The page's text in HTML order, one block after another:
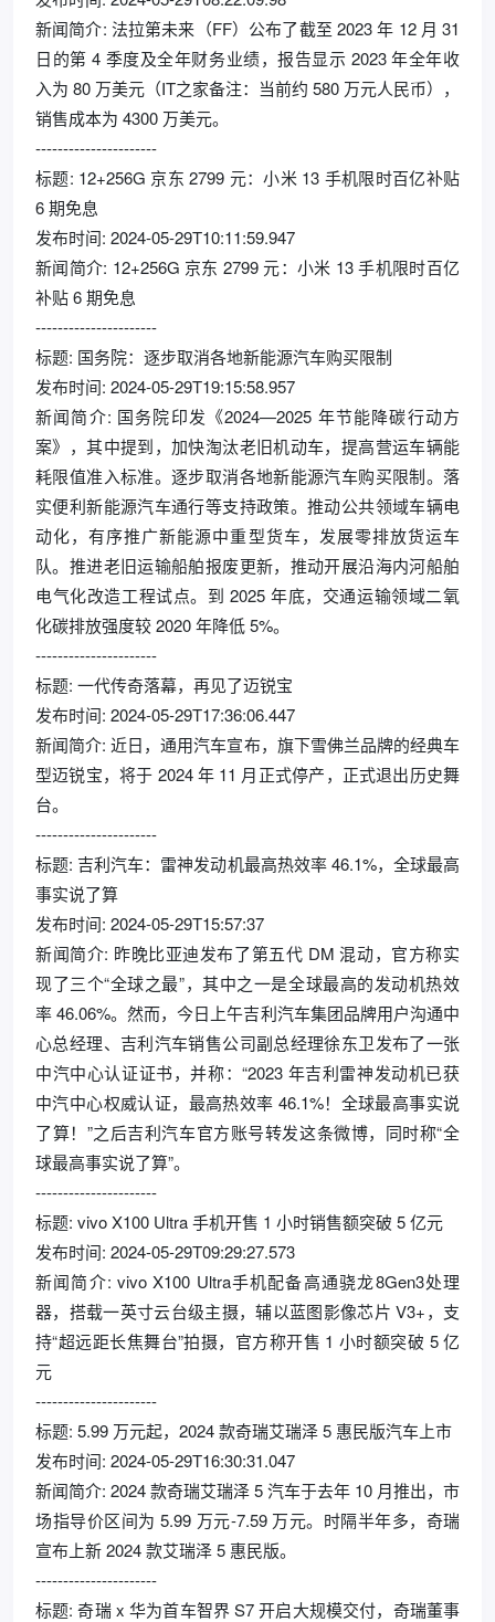
新闻简介: 法拉第未来（FF）公布了截至 2023 年 12 月 31
日的第 4 季度及全年财务业绩，报告显示 2023 年全年收
入为 80 万美元（IT之家备注：当前约 580 万元人民币），
销售成本为 4300 万美元。
----------------------
标题: 12+256G 京东 2799 元：小米 13 手机限时百亿补贴
6 期免息
发布时间: 2024-05-29T10:11:59.947
新闻简介: 12+256G 京东 2799 元：小米 13 手机限时百亿
补贴 6 期免息
----------------------
标题: 国务院：逐步取消各地新能源汽车购买限制
发布时间: 2024-05-29T19:15:58.957
新闻简介: 国务院印发《2024—2025 年节能降碳行动方
案》，其中提到，加快淘汰老旧机动车，提高营运车辆能
耗限值准入标准。逐步取消各地新能源汽车购买限制。落
实便利新能源汽车通行等支持政策。推动公共领域车辆电
动化，有序推广新能源中重型货车，发展零排放货运车
队。推进老旧运输船舶报废更新，推动开展沿海内河船舶
电气化改造工程试点。到 2025 年底，交通运输领域二氧
化碳排放强度较 2020 年降低 5%。
----------------------
标题: 一代传奇落幕，再见了迈锐宝
发布时间: 2024-05-29T17:36:06.447
新闻简介: 近日，通用汽车宣布，旗下雪佛兰品牌的经典车
型迈锐宝，将于 2024 年 11 月正式停产，正式退出历史舞
台。
----------------------
标题: 吉利汽车：雷神发动机最高热效率 46.1%，全球最高
事实说了算
发布时间: 2024-05-29T15:57:37
新闻简介: 昨晚比亚迪发布了第五代 DM 混动，官方称实
现了三个“全球之最”，其中之一是全球最高的发动机热效
率 46.06%。然而，今日上午吉利汽车集团品牌用户沟通中
心总经理、吉利汽车销售公司副总经理徐东卫发布了一张
中汽中心认证证书，并称：“2023 年吉利雷神发动机已获
中汽中心权威认证，最高热效率 46.1%！全球最高事实说
了算！”之后吉利汽车官方账号转发这条微博，同时称“全
球最高事实说了算”。
----------------------
标题: vivo X100 Ultra 手机开售 1 小时销售额突破 5 亿元
发布时间: 2024-05-29T09:29:27.573
新闻简介: vivo X100 Ultra手机配备高通骁龙8Gen3处理
器，搭载一英寸云台级主摄，辅以蓝图影像芯片 V3+，支
持“超远距长焦舞台”拍摄，官方称开售 1 小时额突破 5 亿
元
----------------------
标题: 5.99 万元起，2024 款奇瑞艾瑞泽 5 惠民版汽车上市
发布时间: 2024-05-29T16:30:31.047
新闻简介: 2024 款奇瑞艾瑞泽 5 汽车于去年 10 月推出，市
场指导价区间为 5.99 万元-7.59 万元。时隔半年多，奇瑞
宣布上新 2024 款艾瑞泽 5 惠民版。
----------------------
标题: 奇瑞 x 华为首车智界 S7 开启大规模交付，奇瑞董事